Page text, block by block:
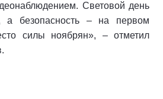
Световой день
а безопасность – на первом
силы ноябрян», – отметил